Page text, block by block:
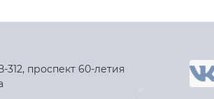
312, проспект 60-летия